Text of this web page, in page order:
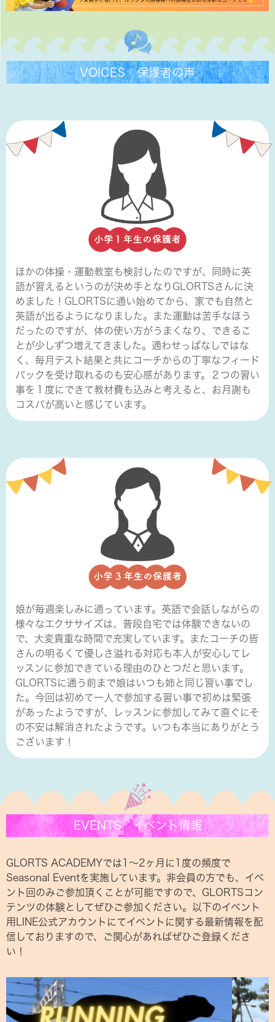
VOICES 保護者の声
ほかの体操・運動教室も検討したのですが、同時に英
語が習えるというのが決め手となりGLORTSさんに決
めました！GLORTSに通い始めてから、家でも自然と
英語が出るようになりました。また運動は苦手なほう
だったのですが、体の使い方がうまくなり、できるこ
とが少しずつ増えてきました。通わせっぱなしではな
く、毎月テスト結果と共にコーチからの丁寧なフィード
バックを受け取れるのも安心感があります。２つの習い
事を１度にできて教材費も込みと考えると、お月謝も
コスパが高いと感じています。
娘が毎週楽しみに通っています。英語で会話しながらの
様々なエクササイズは、普段自宅では体験できないの
で、大変貴重な時間で充実しています。またコーチの皆
さんの明るくて優しさ溢れる対応も本人が安心してレ
ッスンに参加できている理由のひとつだと思います。
GLORTSに通う前まで娘はいつも姉と同じ習い事でし
た。今回は初めて一人で参加する習い事で初めは緊張
があったようですが、レッスンに参加してみて直ぐにそ
の不安は解消されたようです。いつも本当にありがとう
ございます！
EVENTS イベント情報
GLORTS ACADEMYでは1〜2ヶ月に1度の頻度で
Seasonal Eventを実施しています。非会員の方でも、イベ
ント回のみご参加頂くことが可能ですので、GLORTSコン
テンツの体験としてぜひご参加ください。以下のイベント
用LINE公式アカウントにてイベントに関する最新情報を配
信しておりますので、ご関心があればぜひご登録くださ
い！